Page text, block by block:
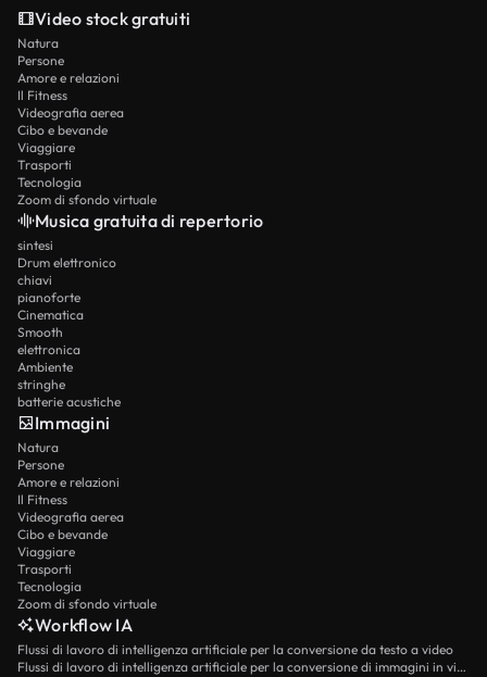
Video stock gratuiti
Natura
Persone
Amore e relazioni
Il Fitness
Videografia aerea
Cibo e bevande
Viaggiare
Trasporti
Tecnologia
Zoom di sfondo virtuale
Musica gratuita di repertorio
sintesi
Drum elettronico
chiavi
pianoforte
Cinematica
Smooth
elettronica
Ambiente
stringhe
batterie acustiche
Immagini
Natura
Persone
Amore e relazioni
Il Fitness
Videografia aerea
Cibo e bevande
Viaggiare
Trasporti
Tecnologia
Zoom di sfondo virtuale
Workflow IA
Flussi di lavoro di intelligenza artificiale per la conversione da testo a video
Flussi di lavoro di intelligenza artificiale per la conversione di immagini in video